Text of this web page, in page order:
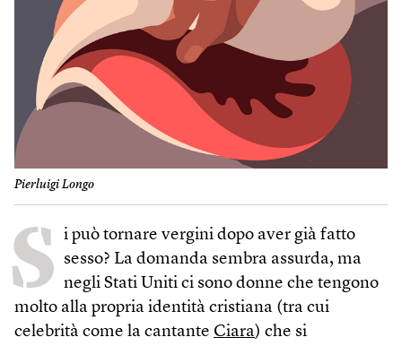
Pierluigi Longo
S i può tornare vergini dopo aver già fatto
sesso? La domanda sembra assurda, ma
negli Stati Uniti ci sono donne che tengono
molto alla propria identità cristiana (tra cui
celebrità come la cantante Ciara) che si